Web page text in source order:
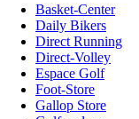
Basket-Center
Daily Bikers
Direct Running
Direct-Volley
Espace Golf
Foot-Store
Gallop Store